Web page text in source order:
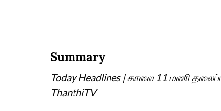
Summary
Today Headlines | காலை 11 மணி
ThanthiTV